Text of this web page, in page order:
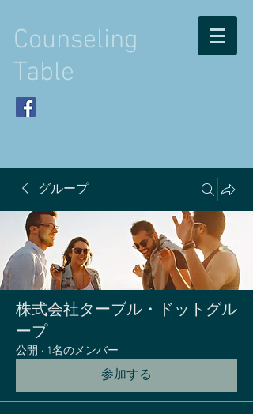
Counseling
Table
グループ
株式会社ターブル・ドットグル
ープ
公開 · 1名のメンバー
参加する